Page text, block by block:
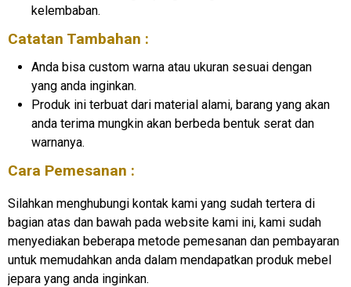
kelembaban.
Catatan Tambahan :
Anda bisa custom warna atau ukuran sesuai dengan
yang anda inginkan.
Produk ini terbuat dari material alami, barang yang akan
anda terima mungkin akan berbeda bentuk serat dan
warnanya.
Cara Pemesanan :
Silahkan menghubungi kontak kami yang sudah tertera di
bagian atas dan bawah pada website kami ini, kami sudah
menyediakan beberapa metode pemesanan dan pembayaran
untuk memudahkan anda dalam mendapatkan produk mebel
jepara yang anda inginkan.